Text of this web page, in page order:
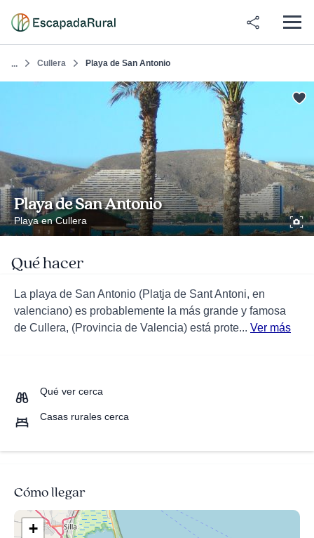
... Cullera Playa de San Antonio
Playa de San Antonio
Playa en Cullera
Qué hacer
La playa de San Antonio (Platja de Sant Antoni, en
valenciano) es probablemente la más grande y famosa
de Cullera, (Provincia de Valencia) está prote... Ver más
Qué ver cerca
Casas rurales cerca
Cómo llegar
+